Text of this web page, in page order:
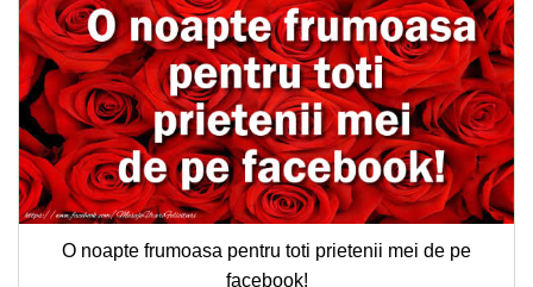
O noapte frumoasa pentru toti prietenii mei de pe
facebook!